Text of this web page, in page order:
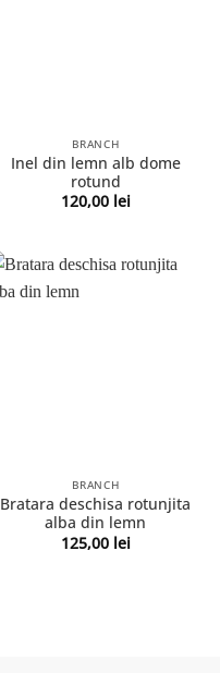
BRANCH
Inel din lemn alb dome
rotund
120,00 lei
BRANCH
Bratara deschisa rotunjita
alba din lemn
125,00 lei